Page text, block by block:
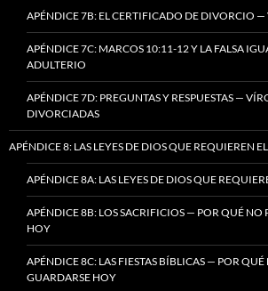
APÉNDICE 7B: EL CERTIFICADO DE DIVORCIO —
APÉNDICE 7C: MARCOS 10:11-12 Y LA FALSA
ADULTERIO
APÉNDICE 7D: PREGUNTAS Y RESPUESTAS —
DIVORCIADAS
APÉNDICE 8: LAS LEYES DE DIOS QUE REQUIEREN
APÉNDICE 8A: LAS LEYES DE DIOS QUE
APÉNDICE 8B: LOS SACRIFICIOS — POR QUÉ NO
HOY
APÉNDICE 8C: LAS FIESTAS BÍBLICAS — POR
GUARDARSE HOY